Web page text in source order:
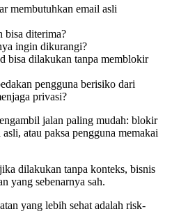
membutuhkan email asli
bisa diterima?
ingin dikurangi?
bisa dilakukan tanpa memblokir
pengguna berisiko dari
privasi?
jalan paling mudah: blokir
atau paksa pengguna memakai
dilakukan tanpa konteks, bisnis
yang sebenarnya sah.
yang lebih sehat adalah risk-